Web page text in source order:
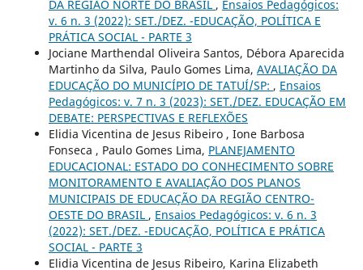
DA REGIÃO NORTE DO BRASIL , Ensaios Pedagógicos:
v. 6 n. 3 (2022): SET./DEZ. -EDUCAÇÃO, POLÍTICA E
PRÁTICA SOCIAL - PARTE 3
Jociane Marthendal Oliveira Santos, Débora Aparecida
Martinho da Silva, Paulo Gomes Lima, AVALIAÇÃO DA
EDUCAÇÃO DO MUNICÍPIO DE TATUÍ/SP: , Ensaios
Pedagógicos: v. 7 n. 3 (2023): SET./DEZ. EDUCAÇÃO EM
DEBATE: PERSPECTIVAS E REFLEXÕES
Elidia Vicentina de Jesus Ribeiro , Ione Barbosa
Fonseca , Paulo Gomes Lima, PLANEJAMENTO
EDUCACIONAL: ESTADO DO CONHECIMENTO SOBRE
MONITORAMENTO E AVALIAÇÃO DOS PLANOS
MUNICIPAIS DE EDUCAÇÃO DA REGIÃO CENTRO-
OESTE DO BRASIL , Ensaios Pedagógicos: v. 6 n. 3
(2022): SET./DEZ. -EDUCAÇÃO, POLÍTICA E PRÁTICA
SOCIAL - PARTE 3
Elidia Vicentina de Jesus Ribeiro, Karina Elizabeth